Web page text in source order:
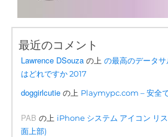
最近のコメント
Lawrence DSouza の上の最高のデータ
はどれですか 2017
doggirlcutie の上 Playmypc.com – 安全
PAB の上 iPhone システム アイコン リ
面上部)